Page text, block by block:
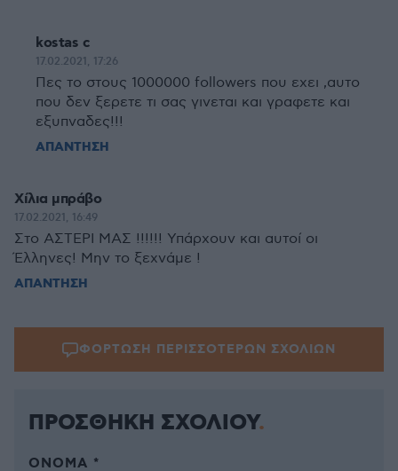
kostas c
17.02.2021, 17:26
Πες το στους 1000000 followers που εχει ,αυτο
που δεν ξερετε τι σας γινεται και γραφετε και
εξυπναδες!!!
ΑΠΑΝΤΗΣΗ
Χίλια μπράβο
17.02.2021, 16:49
Στο ΑΣΤΕΡΙ ΜΑΣ !!!!!! Υπάρχουν και αυτοί οι
Έλληνες! Μην το ξεχνάμε !
ΑΠΑΝΤΗΣΗ
ΦΟΡΤΩΣΗ ΠΕΡΙΣΣΟΤΕΡΩΝ ΣΧΟΛΙΩΝ
ΠΡΟΣΘΗΚΗ ΣΧΟΛΙΟΥ
ΌΝΟΜΑ *